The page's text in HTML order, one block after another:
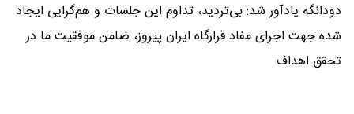
دودانگه یادآور شد: بی‌تردید، تداوم این جلسات و هم‌گرایی ایجاد
شده جهت اجرای مفاد قرارگاه ایران پیروز، ضامن موفقیت ما در
تحقق اهداف